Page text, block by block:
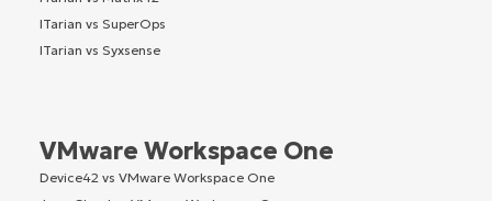
ITarian vs SuperOps
ITarian vs Syxsense
VMware Workspace One
Device42 vs VMware Workspace One